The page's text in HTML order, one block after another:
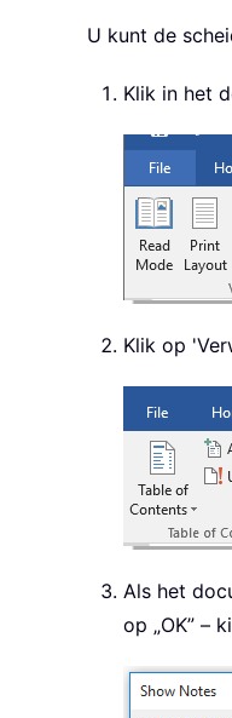
U kunt de
Klik in het
Klik op
Als het
op „OK” –